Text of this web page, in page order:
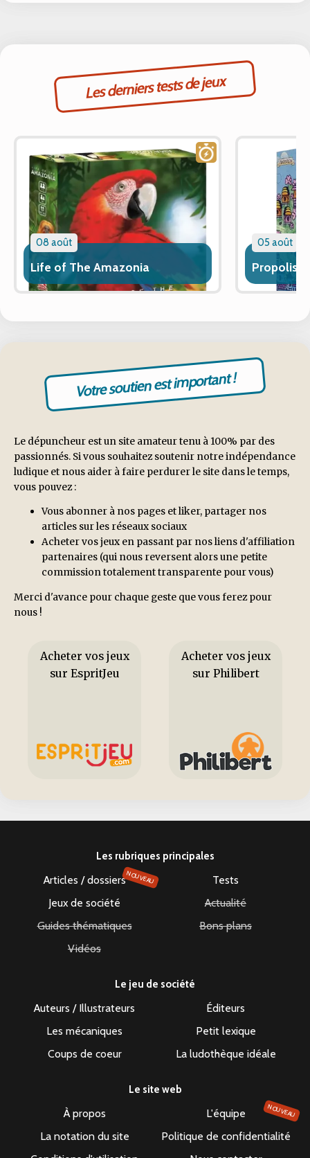
Les derniers tests de jeux
08 août
Life of The Amazonia
05 août
Propolis
Votre soutien est important !
Le dépuncheur est un site amateur tenu à 100% par des
passionnés. Si vous souhaitez soutenir notre indépendance
ludique et nous aider à faire perdurer le site dans le temps,
vous pouvez :
Vous abonner à nos pages et liker, partager nos
articles sur les réseaux sociaux
Acheter vos jeux en passant par nos liens d'affiliation
partenaires (qui nous reversent alors une petite
commission totalement transparente pour vous)
Merci d'avance pour chaque geste que vous ferez pour
nous !
Acheter vos jeux
sur EspritJeu
Acheter vos jeux
sur Philibert
Les rubriques principales
Articles / dossiersNOUVEAU
Tests
Jeux de société
Actualité
Guides thématiques
Bons plans
Vidéos
Le jeu de société
Auteurs / Illustrateurs
Éditeurs
Les mécaniques
Petit lexique
Coups de coeur
La ludothèque idéale
Le site web
À propos L'équipe NOUVEAU
La notation du site
Politique de confidentialité